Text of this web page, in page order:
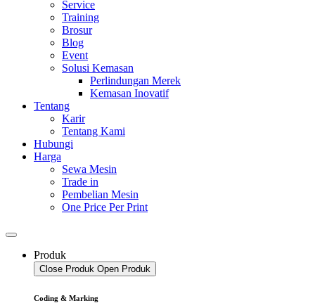
Service
Training
Brosur
Blog
Event
Solusi Kemasan
Perlindungan Merek
Kemasan Inovatif
Tentang
Karir
Tentang Kami
Hubungi
Harga
Sewa Mesin
Trade in
Pembelian Mesin
One Price Per Print
Produk
Close Produk Open Produk
Coding & Marking